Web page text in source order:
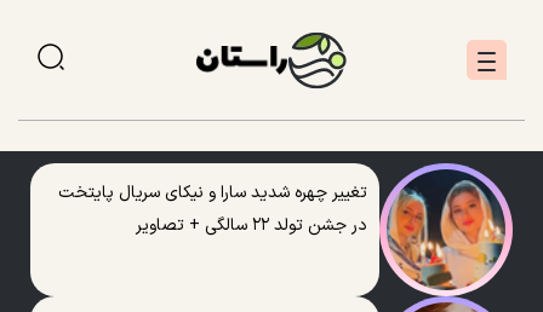
تغییر چهره شدید سارا و نیکای سریال پایتخت
در جشن تولد ۲۲ سالگی + تصاویر